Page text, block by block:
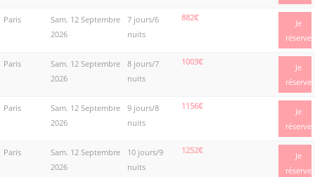
Paris
Sam. 12 Septembre
2026
7 jours/6
nuits
882€
Je
réserve
Paris
Sam. 12 Septembre
2026
8 jours/7
nuits
1003€
Je
réserve
Paris
Sam. 12 Septembre
2026
9 jours/8
nuits
1156€
Je
réserve
Paris
Sam. 12 Septembre
2026
10 jours/9
nuits
1252€
Je
réserve